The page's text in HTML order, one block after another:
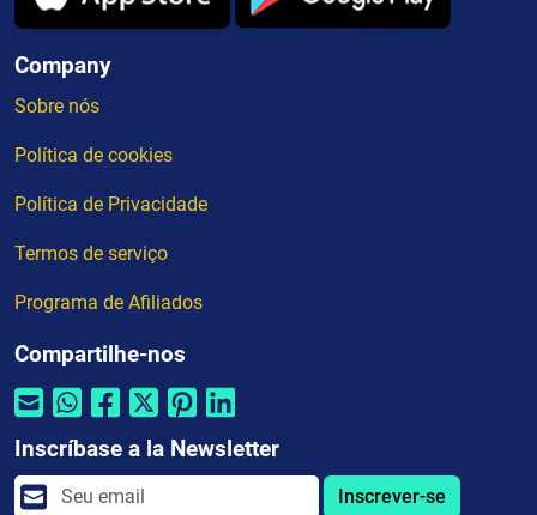
Company
Sobre nós
Política de cookies
Política de Privacidade
Termos de serviço
Programa de Afiliados
Compartilhe-nos
Inscríbase a la Newsletter
Inscrever-se